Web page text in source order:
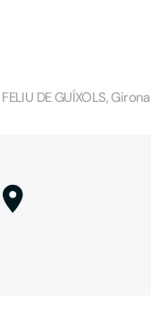
DE GUÍXOLS, Girona